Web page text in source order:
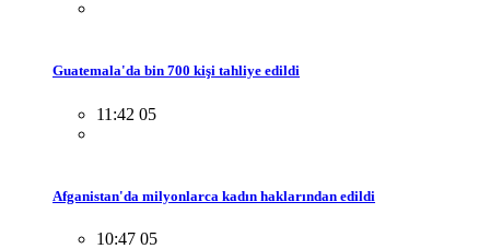
Guatemala'da bin 700 kişi tahliye edildi
11:42 05
Afganistan'da milyonlarca kadın haklarından edildi
10:47 05